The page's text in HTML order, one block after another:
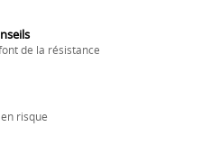
de la résistance
risque